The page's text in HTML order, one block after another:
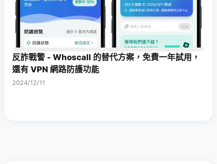
反詐戰警 - Whoscall 的替代方案，免費一年試用，
還有 VPN 網路防護功能
2024/12/11